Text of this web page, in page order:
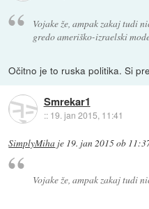
Vojake že, ampak zakaj tudi
gredo ameriško-izraelski
Očitno je to ruska politika. Si
Smrekar1
:: 19. jan 2015, 11:41
SimplyMiha je 19. jan 2015 ob
Vojake že, ampak zakaj tudi